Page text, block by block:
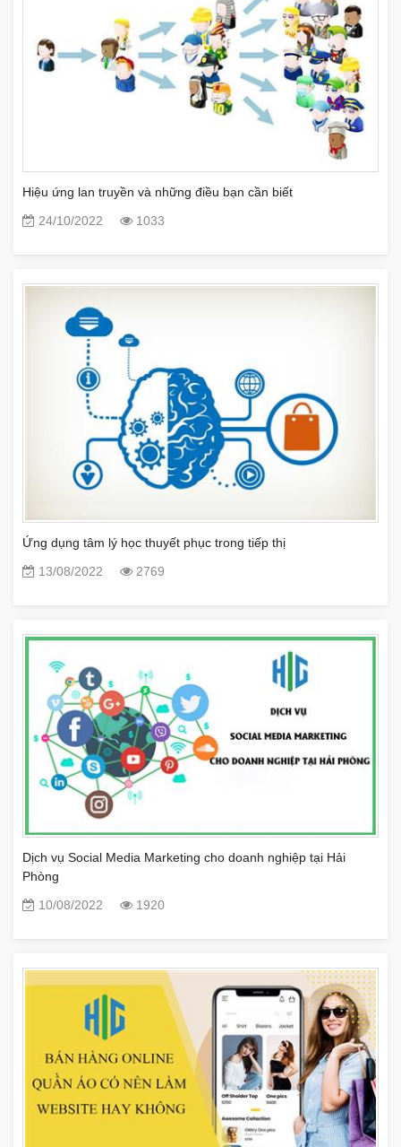
Hiệu ứng lan truyền và những điều bạn cần biết
24/10/2022
1033
Ứng dụng tâm lý học thuyết phục trong tiếp thị
13/08/2022
2769
Dịch vụ Social Media Marketing cho doanh nghiệp tại Hải
Phòng
10/08/2022
1920